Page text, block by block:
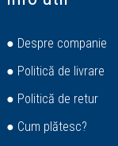
● Despre companie
● Politică de livrare
● Politică de retur
● Cum plătesc?